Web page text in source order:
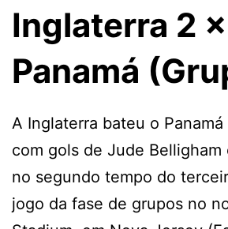
Inglaterra 2
Panamá
A Inglaterra bateu o Panamá
com gols de Jude Belligham
no segundo tempo do
jogo da fase de grupos no